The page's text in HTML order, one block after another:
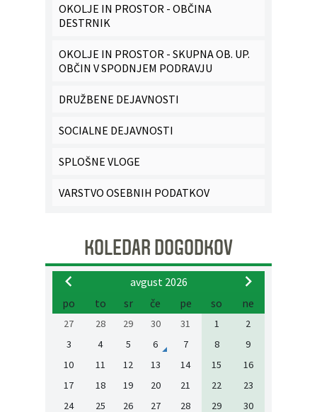
OKOLJE IN PROSTOR - OBČINA
DESTRNIK
OKOLJE IN PROSTOR - SKUPNA OB. UP.
OBČIN V SPODNJEM PODRAVJU
DRUŽBENE DEJAVNOSTI
SOCIALNE DEJAVNOSTI
SPLOŠNE VLOGE
VARSTVO OSEBNIH PODATKOV
KOLEDAR DOGODKOV
avgust 2026
po
to sr če pe so ne
27 28 29 30 31 1
2
3
4 5 6 7 8
9
10
11 12 13 14 15
16
17
18 19 20 21 22
23
24
25 26 27 28 29 30